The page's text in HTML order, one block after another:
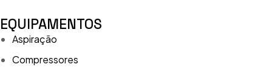
EQUIPAMENTOS
Aspiração
Compressores